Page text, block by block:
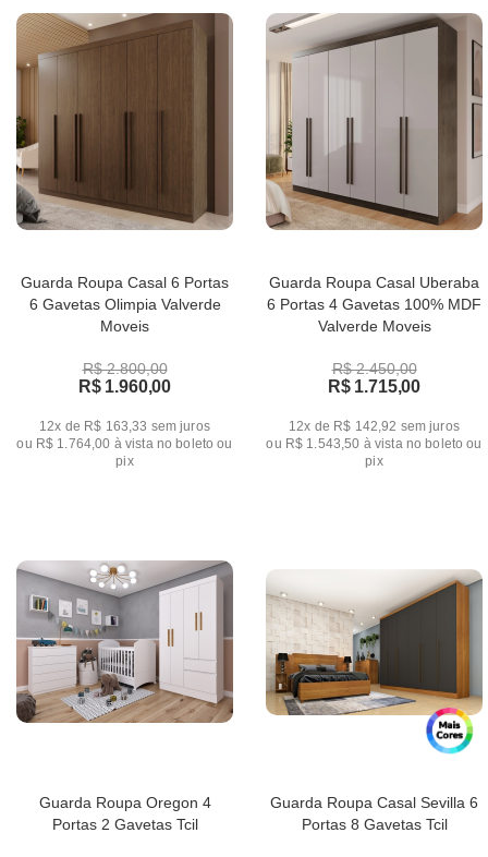
Guarda Roupa Casal 6 Portas
6 Gavetas Olimpia Valverde
Moveis
R$ 2.800,00
R$ 1.960,00
12x de R$ 163,33 sem juros
ou R$ 1.764,00 à vista no boleto ou
pix
Guarda Roupa Casal Uberaba
6 Portas 4 Gavetas 100% MDF
Valverde Moveis
R$ 2.450,00
R$ 1.715,00
12x de R$ 142,92 sem juros
ou R$ 1.543,50 à vista no boleto ou
pix
Guarda Roupa Oregon 4
Portas 2 Gavetas Tcil
Guarda Roupa Casal Sevilla 6
Portas 8 Gavetas Tcil